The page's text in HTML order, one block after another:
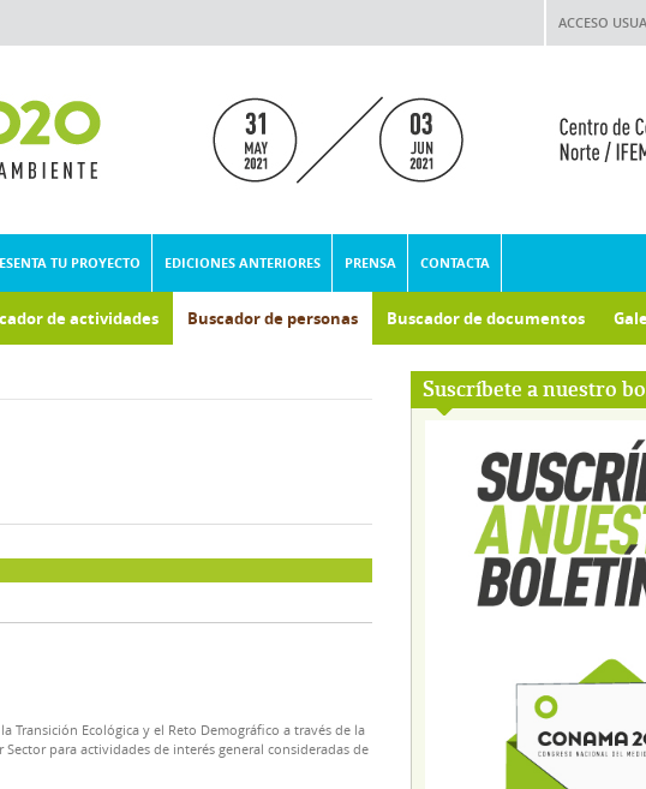
ACCESO
TU PROYECTO EDICIONES ANTERIORES PRENSA CONTACTA
de actividades Buscador de personas Buscador de documentos
Suscríbete a nuestro
Ecológica y el Reto Demográfico a través de la
para actividades de interés general consideradas de